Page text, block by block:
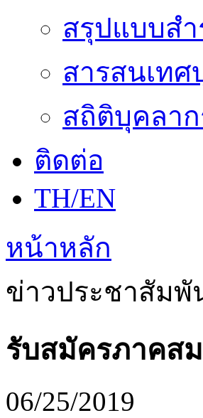
สรุปแบบส
สารสนเทศ
สถิติบุคลา
ติดต่อ
TH/EN
หน้าหลัก
ข่าวประชาสัมพั
รับสมัครภาคส
06/25/2019